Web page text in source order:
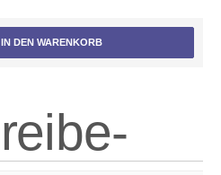
IN DEN WARENKORB